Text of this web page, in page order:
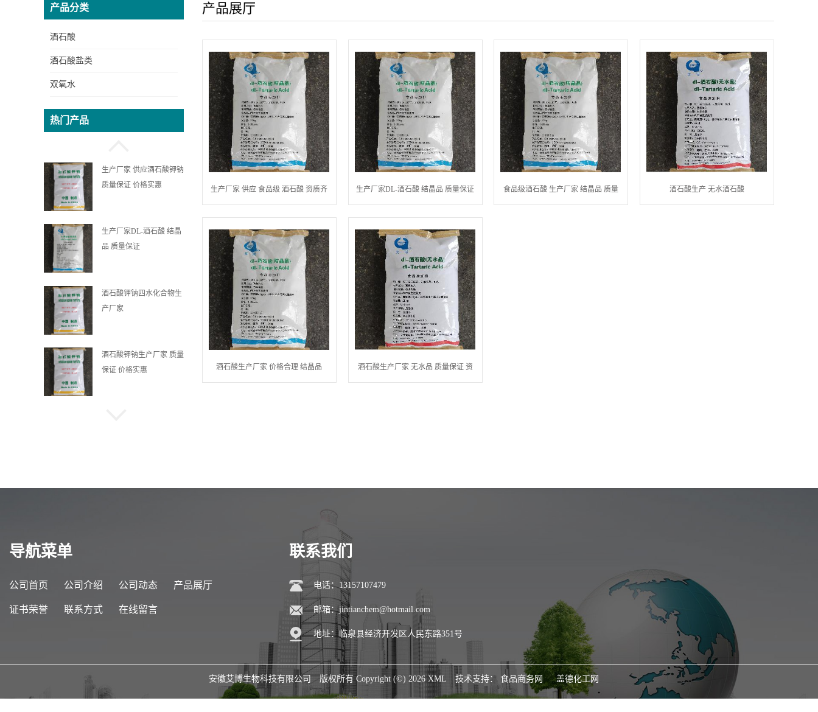
产品分类
酒石酸
酒石酸盐类
双氧水
热门产品
生产厂家 供应酒石酸锑钾
生产厂家 供应酒石酸钾钠
质量保证 价格实惠
生产厂家DL-酒石酸 结晶
品 质量保证
酒石酸钾钠四水化合物生
产厂家
酒石酸钾钠生产厂家 质量
保证 价格实惠
产品展厅
生产厂家 供应 食品级 酒石酸 资质齐
全
生产厂家DL-酒石酸 结晶品 质量保证 食品级酒石酸 生产厂家 结晶品 质量
保证
酒石酸生产 无水酒石酸
酒石酸生产厂家 价格合理 结晶品 酒石酸生产厂家 无水品 质量保证 资
质齐全
导航菜单
公司首页 公司介绍 公司动态 产品展厅
证书荣誉 联系方式 在线留言
联系我们
电话：13157107479
邮箱：jintianchem@hotmail.com
地址：临泉县经济开发区人民东路351号
安徽艾博生物科技有限公司 版权所有 Copyright (©) 2026XML 技术支持： 食品商务网 盖德化工网